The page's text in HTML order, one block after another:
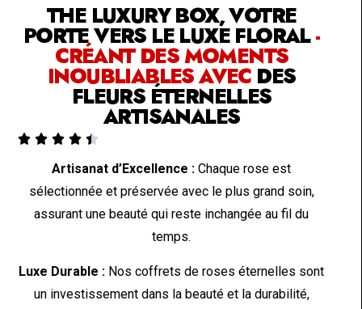
THE LUXURY BOX, VOTRE
PORTE VERS LE LUXE FLORAL-
CRÉANT DES MOMENTS
INOUBLIABLES AVEC DES
FLEURS ÉTERNELLES
ARTISANALES
    
Artisanat d’Excellence : Chaque rose est
sélectionnée et préservée avec le plus grand soin,
assurant une beauté qui reste inchangée au fil du
temps.
Luxe Durable : Nos coffrets de roses éternelles sont
un investissement dans la beauté et la durabilité,